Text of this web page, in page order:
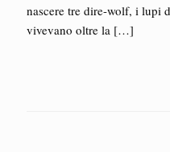
nascere tre dire-wolf, i lupi
vivevano oltre la […]